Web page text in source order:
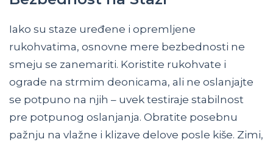
Iako su staze uređene i opremljene
rukohvatima, osnovne mere bezbednosti ne
smeju se zanemariti. Koristite rukohvate i
ograde na strmim deonicama, ali ne oslanjajte
se potpuno na njih – uvek testiraje stabilnost
pre potpunog oslanjanja. Obratite posebnu
pažnju na vlažne i klizave delove posle kiše. Zimi,